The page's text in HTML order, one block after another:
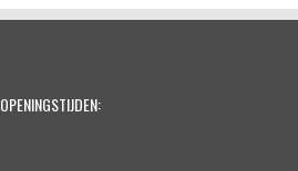
OPENINGSTIJDEN: